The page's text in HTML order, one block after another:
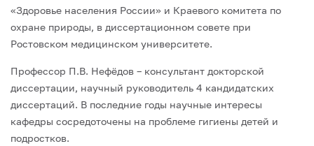
«Здоровье населения России» и Краевого комитета по
охране природы, в диссертационном совете при
Ростовском медицинском университете.
Профессор П.В. Нефёдов – консультант докторской
диссертации, научный руководитель 4 кандидатских
диссертаций. В последние годы научные интересы
кафедры сосредоточены на проблеме гигиены детей и
подростков.